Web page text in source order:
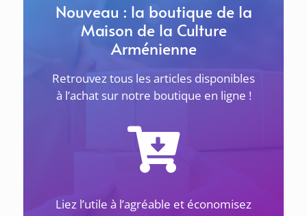
ACTUALITÉS
Nouveau : la boutique de la
Maison de la Culture
Arménienne
Retrouvez tous les articles disponibles
à l’achat sur notre boutique en ligne !
Liez l’utile à l’agréable et économisez